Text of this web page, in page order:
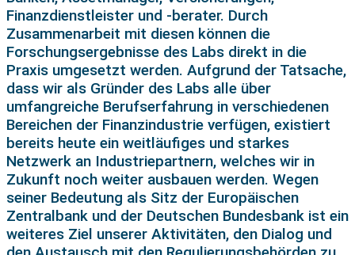
Finanzdienstleister und -berater. Durch
Zusammenarbeit mit diesen können die
Forschungsergebnisse des Labs direkt in die
Praxis umgesetzt werden. Aufgrund der Tatsache,
dass wir als Gründer des Labs alle über
umfangreiche Berufserfahrung in verschiedenen
Bereichen der Finanzindustrie verfügen, existiert
bereits heute ein weitläufiges und starkes
Netzwerk an Industriepartnern, welches wir in
Zukunft noch weiter ausbauen werden. Wegen
seiner Bedeutung als Sitz der Europäischen
Zentralbank und der Deutschen Bundesbank ist ein
weiteres Ziel unserer Aktivitäten, den Dialog und